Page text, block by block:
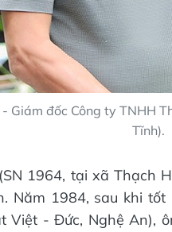
Giám đốc Công ty TNHH
Tĩnh).
1964, tại xã Thạch
Năm 1984, sau khi
Việt - Đức, Nghệ An),